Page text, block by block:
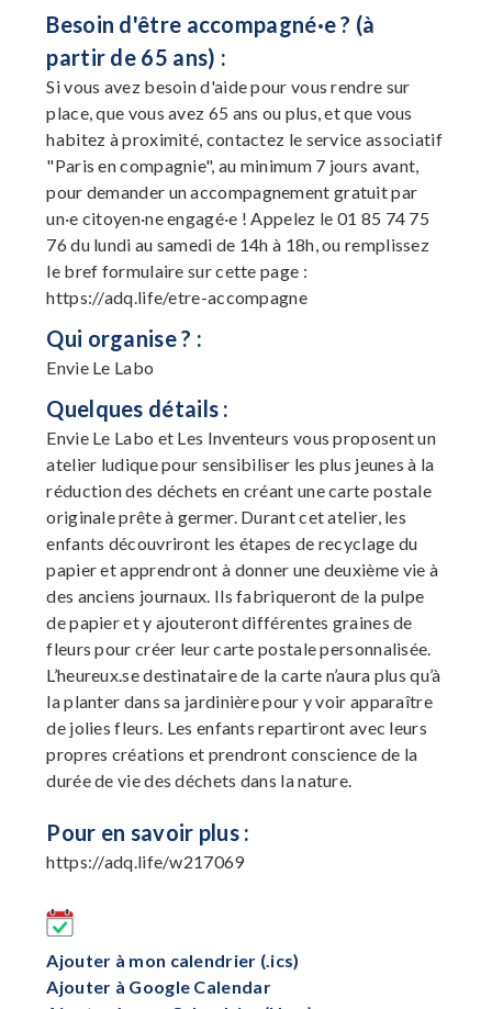
Besoin d'être accompagné·e ? (à
partir de 65 ans) :
Si vous avez besoin d'aide pour vous rendre sur
place, que vous avez 65 ans ou plus, et que vous
habitez à proximité, contactez le service associatif
"Paris en compagnie", au minimum 7 jours avant,
pour demander un accompagnement gratuit par
un·e citoyen·ne engagé·e ! Appelez le 01 85 74 75
76 du lundi au samedi de 14h à 18h, ou remplissez
le bref formulaire sur cette page :
https://adq.life/etre-accompagne
Qui organise ? :
Envie Le Labo
Quelques détails :
Envie Le Labo et Les Inventeurs vous proposent un
atelier ludique pour sensibiliser les plus jeunes à la
réduction des déchets en créant une carte postale
originale prête à germer. Durant cet atelier, les
enfants découvriront les étapes de recyclage du
papier et apprendront à donner une deuxième vie à
des anciens journaux. Ils fabriqueront de la pulpe
de papier et y ajouteront différentes graines de
fleurs pour créer leur carte postale personnalisée.
L’heureux.se destinataire de la carte n’aura plus qu’à
la planter dans sa jardinière pour y voir apparaître
de jolies fleurs. Les enfants repartiront avec leurs
propres créations et prendront conscience de la
durée de vie des déchets dans la nature.
Pour en savoir plus :
https://adq.life/w217069
Ajouter à mon calendrier (.ics)
Ajouter à Google Calendar